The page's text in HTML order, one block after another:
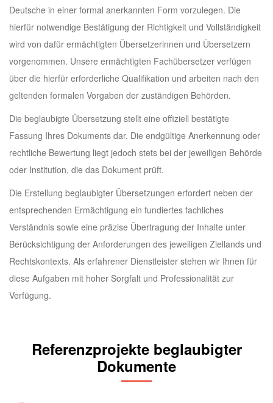
Deutsche in einer formal anerkannten Form vorzulegen. Die
hierfür notwendige Bestätigung der Richtigkeit und Vollständigkeit
wird von dafür ermächtigten Übersetzerinnen und Übersetzern
vorgenommen. Unsere ermächtigten Fachübersetzer verfügen
über die hierfür erforderliche Qualifikation und arbeiten nach den
geltenden formalen Vorgaben der zuständigen Behörden.
Die beglaubigte Übersetzung stellt eine offiziell bestätigte
Fassung Ihres Dokuments dar. Die endgültige Anerkennung oder
rechtliche Bewertung liegt jedoch stets bei der jeweiligen Behörde
oder Institution, die das Dokument prüft.
Die Erstellung beglaubigter Übersetzungen erfordert neben der
entsprechenden Ermächtigung ein fundiertes fachliches
Verständnis sowie eine präzise Übertragung der Inhalte unter
Berücksichtigung der Anforderungen des jeweiligen Ziellands und
Rechtskontexts. Als erfahrener Dienstleister stehen wir Ihnen für
diese Aufgaben mit hoher Sorgfalt und Professionalität zur
Verfügung.
Referenzprojekte beglaubigter
Dokumente